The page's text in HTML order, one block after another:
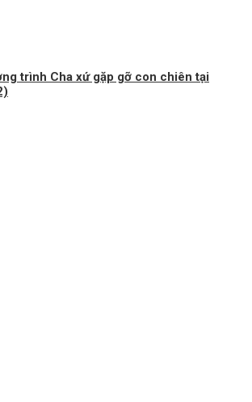
trình Cha xứ gặp gỡ con chiên tại